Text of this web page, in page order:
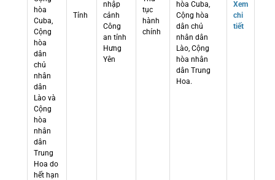
hòa
Cuba,
Cộng
hòa
dân
chủ
nhân
dân
Lào và
Cộng
hòa
nhân
dân
Trung
Hoa do
hết hạn
Tỉnh
nhập
cảnh
Công
an tỉnh
Hưng
Yên
tục
hành
chính
hòa Cuba,
Cộng hòa
dân chủ
nhân dân
Lào, Cộng
hòa nhân
dân Trung
Hoa.
Xem
chi
tiết